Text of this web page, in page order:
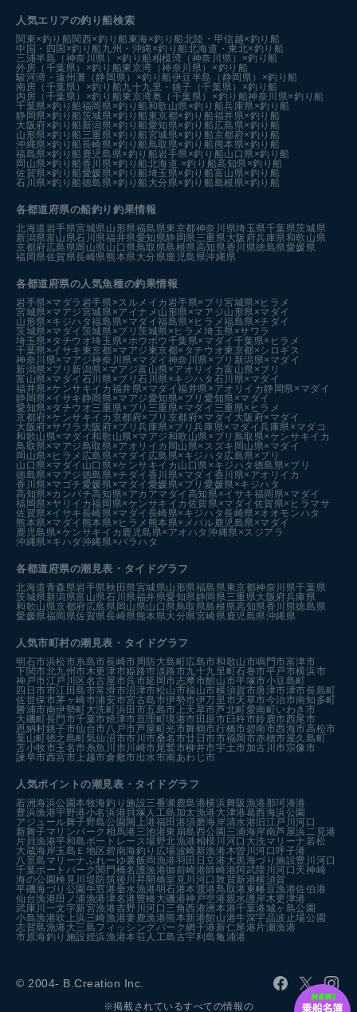
人気エリアの釣り船検索
関東×釣り船関西×釣り船 東海×釣り船北陸・甲信越×釣り船
中国・四国×釣り船 九州・沖縄×釣り船北海道・東北×釣り船
三浦半島（神奈川県）×釣り船相模湾（神奈川県）×釣り船
外房（千葉県）×釣り船東京湾（神奈川県）×釣り船
駿河湾・遠州灘（静岡県）×釣り船伊豆半島（静岡県）×釣り船
南房（千葉県）×釣り船九十九里・銚子（千葉県）×釣り船
内房（千葉県）×釣り船東京湾奥（千葉県）×釣り船神奈川県×釣り船
千葉県×釣り船福岡県×釣り船和歌山県×釣り船兵庫県×釣り船
静岡県×釣り船茨城県×釣り船 東京都×釣り船福井県×釣り船
大阪府×釣り船 新潟県×釣り船愛知県×釣り船 広島県×釣り船
山形県×釣り船 三重県×釣り船宮城県×釣り船京都府×釣り船
沖縄県×釣り船長崎県×釣り船 鳥取県×釣り船 熊本県×釣り船
福島県×釣り船 鹿児島県×釣り船岩手県×釣り船山口県×釣り船
岡山県×釣り船香川県×釣り船北海道 ×釣り船高知県×釣り船
佐賀県×釣り船愛媛県×釣り船埼玉県×釣り船富山県×釣り船
石川県×釣り船徳島県×釣り船 大分県×釣り船島根県×釣り船
各都道府県の船釣り釣果情報
北海道 岩手県宮城県 山形県福島県東京都神奈川県埼玉県千葉県茨城県
新潟県富山県石川県福井県愛知県静岡県 三重県 大阪府兵庫県和歌山県
京都府広島県岡山県 山口県 鳥取県島根県高知県香川県徳島県愛媛県
福岡県佐賀県長崎県 熊本県 大分県 鹿児島県沖縄県
各都道府県の人気魚種の釣果情報
岩手県×マダラ 岩手県×スルメイカ 岩手県×ブリ宮城県×ヒラメ
宮城県×マアジ宮城県×アイナメ 山形県×マアジ山形県×マダイ
山形県×キジハタ福島県×マダイ福島県×ヒラメ福島県×チダイ
茨城県×マダイ 茨城県×ブリ茨城県×ヒラメ埼玉県×サワラ
埼玉県×タチウオ埼玉県×ホウボウ 千葉県×マダイ 千葉県×ヒラメ
千葉県×イサキ 東京都×マアジ 東京都×タチウオ東京都×シロギス
神奈川県×マアジ神奈川県×マダイ 神奈川県×ブリ 新潟県×マダイ
新潟県×ブリ 新潟県×マアジ富山県×アオリイカ富山県×ブリ
富山県×マダイ 石川県×ブリ石川県×キジハタ 石川県×マダイ
福井県×ケンサキイカ 福井県×マダイ福井県×アオリイカ静岡県×マダイ
静岡県×イサキ静岡県×マアジ愛知県×ブリ愛知県×マダイ
愛知県×タチウオ三重県×ブリ 三重県×マダイ 三重県×ヒラメ
京都府×ケンサキイカ 京都府×ブリ 京都府×マダイ 大阪府×マダイ
大阪府×サワラ 大阪府×ブリ兵庫県×ブリ兵庫県×マダイ兵庫県×マダコ
和歌山県×マダイ和歌山県×マアジ和歌山県×ブリ 鳥取県×ケンサキイカ
鳥取県×マアジ 鳥取県×アオリイカ 岡山県×スズキ 岡山県×マダイ
岡山県×ヒラメ 広島県×マダイ 広島県×キジハタ 広島県×ブリ
山口県×マダイ 山口県×ケンサキイカ 山口県×キジハタ 徳島県×ブリ
徳島県×マアジ徳島県×チダイ 香川県×マダイ 香川県×アオリイカ
香川県×マゴチ愛媛県×マダイ 愛媛県×ブリ愛媛県×キジハタ
高知県×カンパチ高知県×アカアマダイ 高知県×イサキ福岡県×マダイ
福岡県×ヤリイカ福岡県×ケンサキイカ 佐賀県×マダイ 佐賀県×ヒラマサ
佐賀県×イサキ長崎県×マダイ 長崎県×キジハタ長崎県×オオモンハタ
熊本県×マダイ 熊本県×ヒラメ 熊本県×メバル 鹿児島県×マダイ
鹿児島県×ケンサキイカ 鹿児島県×アオハタ沖縄県×スジアラ
沖縄県×キハダ沖縄県×バラハタ
各都道府県の潮見表 ・タイドグラフ
北海道青森県岩手県秋田県宮城県山形県福島県 東京都神奈川県千葉県
茨城県 新潟県富山県石川県福井県愛知県静岡県 三重県大阪府兵庫県
和歌山県京都府広島県 岡山県山口県 鳥取県島根県高知県香川県徳島県
愛媛県福岡県佐賀県長崎県 熊本県大分県宮崎県 鹿児島県沖縄県
人気市町村の潮見表・タイドグラフ
明石市浜松市糸島市長崎市 周防大島町広島市和歌山市鳴門市富津市
下関市北九州市木更津市姫路市淡路市九十九里町石巻市平戸市横浜市
神戸市江戸川区名古屋市呉市延岡市志摩市館山市平塚市小豆島町
四日市市江田島市常滑市沼津市松山市福山市横須賀市唐津市津市長島町
佐世保市茅ヶ崎市浦安市宮古島市伊勢市伊万里市天草市今治市南知多町
勝浦市南伊勢町大洗町浜田市五島市 上天草市芦北町愛南町いわき市
大磯町長門市千葉市焼津市亘理町境港市田原市臼杵市鈴鹿市西尾市
恩納村銚子市仙台市 八戸市芦屋町光市舞鶴市行橋市碧南市西海市高松市
葉山町徳之島町気仙沼市市川市桑名市廿日市市福岡市赤穂市屋久島町
苫小牧市玉名市糸魚川市 川崎市尾鷲市柳井市宇土市加古川市宗像市
諫早市西宮市 上越市倉敷市出水市南あわじ市
人気ポイントの潮見表・タイドグラフ
若洲海浜公園本牧海釣り施設三番瀬 鹿島港横浜舞阪漁港 那珂湊港
豊浜漁港宇野港小名浜港 貝塚人工島 加太漁港 大津港葛西海浜公園
アジュール舞子野島公園閖上港福田港須磨海岸清水港 旧江戸川河口
新舞子マリンパーク 相馬港 三池港東扇島西公園 三浦海岸南芦屋浜 二見港
片貝漁港平和島ボートレース場野北漁港相模川河口 大洗マリーナ 若松
大蔵海岸玉島Ｅ地区碧南海釣り広場波崎新漁港 木曽川河口呼子港
八景島マリーナふれーゆ裏飯岡漁港羽田 日立港 大黒海づり施設豊川河口
千葉ポートパーク関門橋名護漁港御前崎港師崎港阿武隈川河口 天神崎
海の公園検見川堤防筑後川昇開橋室見川河口敦賀新港横須賀
平磯海づり公園牛窓港垂水漁港 明石港本渡港 鳥取港 東幡豆漁港佐伯港
仙台漁港田ノ浦漁港津名港 豊橋 大磯港神戸空港親水護岸 木更津港
武庫川一文字新宮漁港吉野川河口 三角西港洲本港千葉港城ヶ島公園
小島漁港吹上浜三崎漁港妻鹿漁港熊本新港館山港牛深宇品波止場公園
志賀島漁港 大三島フィッシングパーク網干港 新仁尾港 片瀬漁港
市原海釣り施設姪浜漁港本荘人工島古宇利島亀浦港
© 2004- B.Creation Inc.
※掲載されているすべての情報の